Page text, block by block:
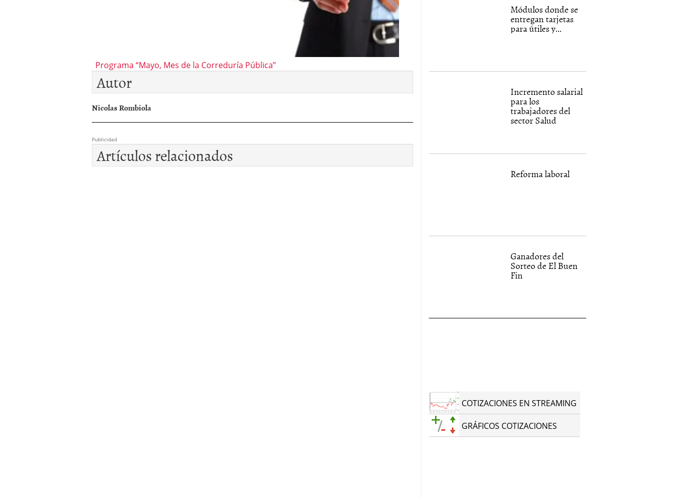
Programa “Mayo, Mes de la Correduría Pública”
Autor
Nicolas Rombiola
Publicidad
Artículos relacionados
Módulos donde se
entregan tarjetas
para útiles y...
Incremento salarial
para los
trabajadores del
sector Salud
Reforma laboral
Ganadores del
Sorteo de El Buen
Fin
COTIZACIONES EN STREAMING
GRÁFICOS COTIZACIONES